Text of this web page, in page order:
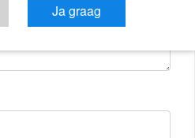
Ja graag